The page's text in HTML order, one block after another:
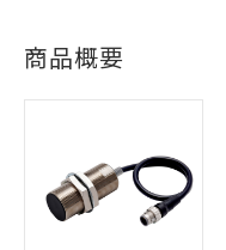
商品概要